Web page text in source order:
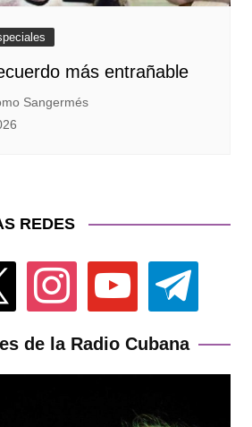
más entrañable
Sangermés
REDES
instagram youtube telegram
de la Radio Cubana